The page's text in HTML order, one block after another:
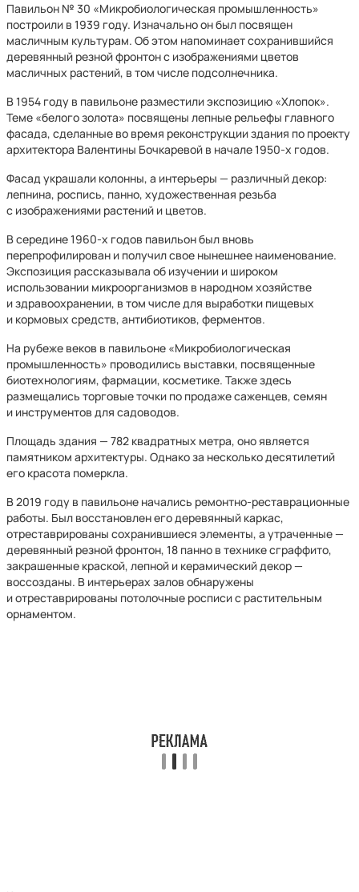
Павильон № 30 «Микробиологическая промышленность»
построили в 1939 году. Изначально он был посвящен
масличным культурам. Об этом напоминает сохранившийся
деревянный резной фронтон с изображениями цветов
масличных растений, в том числе подсолнечника.
В 1954 году в павильоне разместили экспозицию «Хлопок».
Теме «белого золота» посвящены лепные рельефы главного
фасада, сделанные во время реконструкции здания по проекту
архитектора Валентины Бочкаревой в начале 1950-х годов.
Фасад украшали колонны, а интерьеры — различный декор:
лепнина, роспись, панно, художественная резьба
с изображениями растений и цветов.
В середине 1960-х годов павильон был вновь
перепрофилирован и получил свое нынешнее наименование.
Экспозиция рассказывала об изучении и широком
использовании микроорганизмов в народном хозяйстве
и здравоохранении, в том числе для выработки пищевых
и кормовых средств, антибиотиков, ферментов.
На рубеже веков в павильоне «Микробиологическая
промышленность» проводились выставки, посвященные
биотехнологиям, фармации, косметике. Также здесь
размещались торговые точки по продаже саженцев, семян
и инструментов для садоводов.
Площадь здания — 782 квадратных метра, оно является
памятником архитектуры. Однако за несколько десятилетий
его красота померкла.
В 2019 году в павильоне начались ремонтно-реставрационные
работы. Был восстановлен его деревянный каркас,
отреставрированы сохранившиеся элементы, а утраченные —
деревянный резной фронтон, 18 панно в технике сграффито,
закрашенные краской, лепной и керамический декор —
воссозданы. В интерьерах залов обнаружены
и отреставрированы потолочные росписи с растительным
орнаментом.